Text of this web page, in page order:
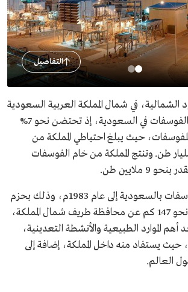
التفاصيل
في شمال المملكة العربية السعودية
موطنًا لأكبر كميات الفوسفات في السعودية، إذ تحتضن نحو 7%
حيث يبلغ احتياطي المملكة من
نحو 2.7 مليار طن. وتنتج المملكة من خام الفوسفات
ملايين طن.
ويعود اكتشاف الفوسفات بالسعودية إلى عام 1983م، وذلك بحزم
الجلاميد التي تبعد نحو 147 كم عن محافظة طريف شمال المملكة،
الموارد الطبيعية والأنشطة التعدينية،
حيث يستفاد منه داخل المملكة، إضافة إلى
العالم.